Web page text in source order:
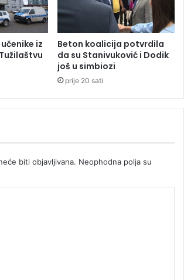
iz
Beton koalicija potvrdila
da su Stanivuković i Dodik
još u simbiozi
prije 20 sati
biti objavljivana. Neophodna polja su